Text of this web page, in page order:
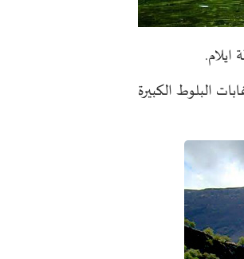
البلوط الكبيرة